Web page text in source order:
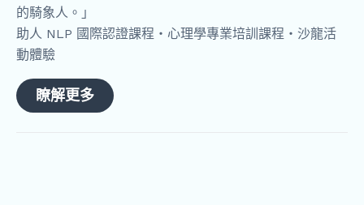
的騎象人。」
助人 NLP 國際認證課程・心理學專業培訓課程・沙龍活
動體驗
瞭解更多